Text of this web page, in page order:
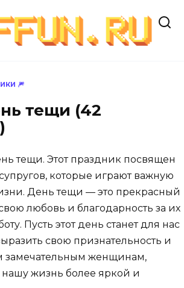
🎆
тещи (42
тещи. Этот праздник посвящен
которые играют важную
День тещи — это прекрасный
любовь и благодарность за их
Пусть этот день станет для нас
свою признательность и
замечательным женщинам,
жизнь более яркой и